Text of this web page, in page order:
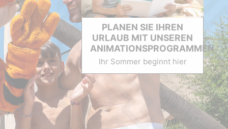
PLANEN SIE IHREN
URLAUB MIT UNSEREN
ANIMATIONSPROGRAMMEN
Ihr Sommer beginnt hier